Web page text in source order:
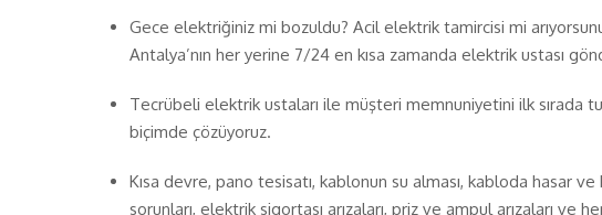
Gece elektriğiniz mi bozuldu? Acil elektrik tamircisi mi
Antalya’nın her yerine 7/24 en kısa zamanda elektrik ustası
Tecrübeli elektrik ustaları ile müşteri memnuniyetini ilk sırada
biçimde çözüyoruz.
Kısa devre, pano tesisatı, kablonun su alması, kabloda hasar
sorunları, elektrik sigortası arızaları, priz ve ampul arızaları ve